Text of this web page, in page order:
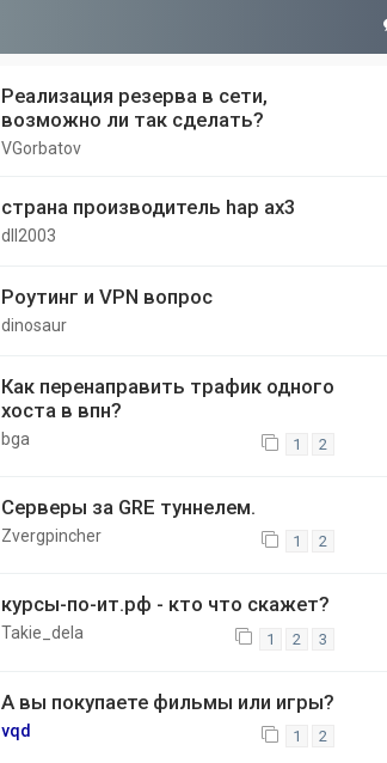
Реализация резерва в сети,
возможно ли так сделать?
VGorbatov
страна производитель hap ax3
dll2003
Роутинг и VPN вопрос
dinosaur
Как перенаправить трафик одного
хоста в впн?
bga 1 2
Серверы за GRE туннелем.
Zvergpincher 1 2
курсы-по-ит.рф - кто что скажет?
Takie_dela 1 2 3
А вы покупаете фильмы или игры?
vqd 1 2